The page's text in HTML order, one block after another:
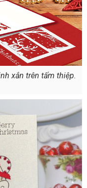
xắn trên tấm thiệp.